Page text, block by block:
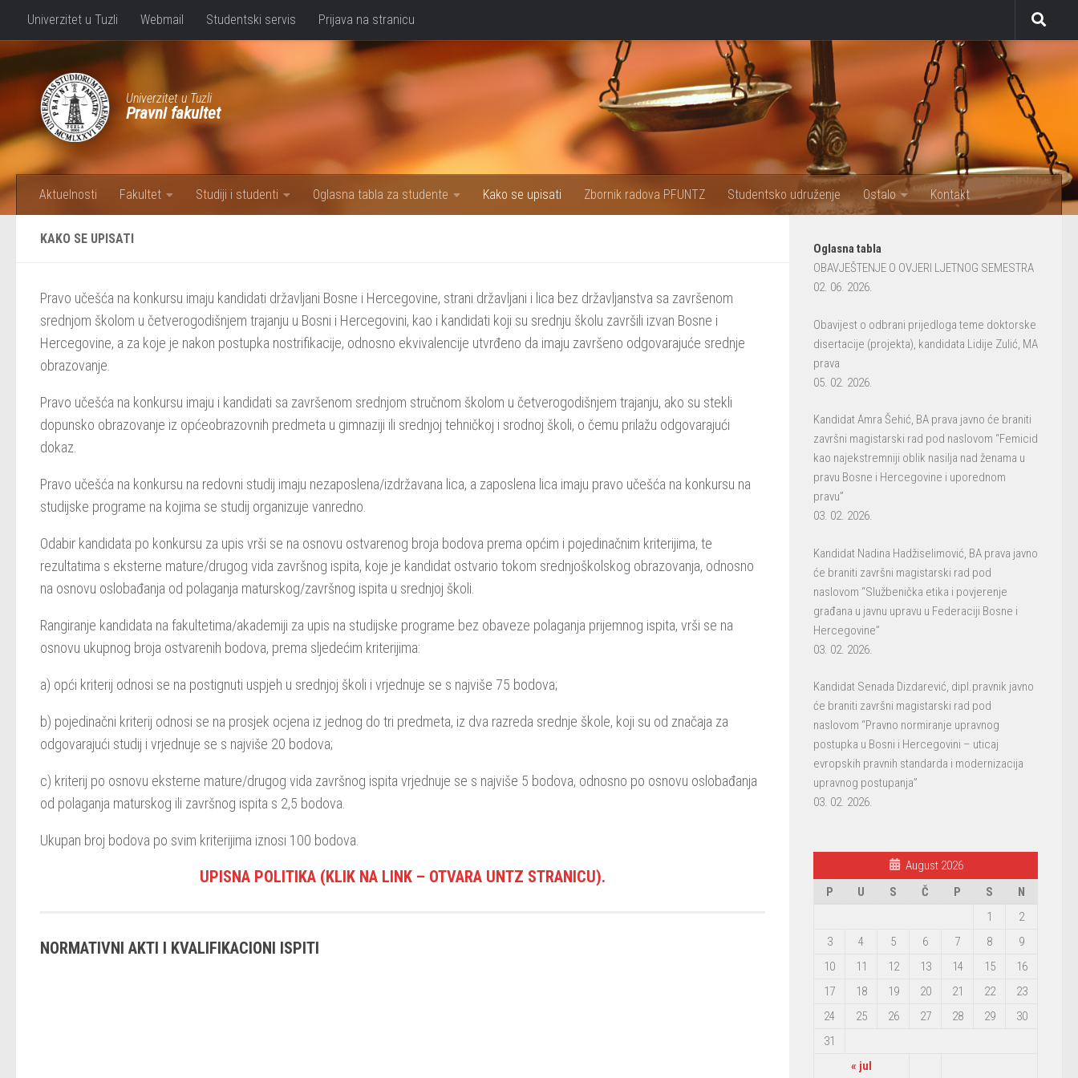
Skip to content
Univerzitet u Tuzli Webmail Studentski servis Prijava na stranicu
Univerzitet u Tuzli
Pravni fakultet
Aktuelnosti Fakultet Studiji i studenti Oglasna tabla za studente Kako se upisati Zbornik radova PFUNTZ Studentsko udruženje Ostalo Kontakt
KAKO SE UPISATI
Pravo učešća na konkursu imaju kandidati državljani Bosne i Hercegovine, strani državljani i lica bez državljanstva sa završenom
srednjom školom u četverogodišnjem trajanju u Bosni i Hercegovini, kao i kandidati koji su srednju školu završili izvan Bosne i
Hercegovine, a za koje je nakon postupka nostrifikacije, odnosno ekvivalencije utvrđeno da imaju završeno odgovarajuće srednje
obrazovanje.
Pravo učešća na konkursu imaju i kandidati sa završenom srednjom stručnom školom u četverogodišnjem trajanju, ako su stekli
dopunsko obrazovanje iz općeobrazovnih predmeta u gimnaziji ili srednjoj tehničkoj i srodnoj školi, o čemu prilažu odgovarajući
dokaz.
Pravo učešća na konkursu na redovni studij imaju nezaposlena/izdržavana lica, a zaposlena lica imaju pravo učešća na konkursu na
studijske programe na kojima se studij organizuje vanredno.
Odabir kandidata po konkursu za upis vrši se na osnovu ostvarenog broja bodova prema općim i pojedinačnim kriterijima, te
rezultatima s eksterne mature/drugog vida završnog ispita, koje je kandidat ostvario tokom srednjoškolskog obrazovanja, odnosno
na osnovu oslobađanja od polaganja maturskog/završnog ispita u srednjoj školi.
Rangiranje kandidata na fakultetima/akademiji za upis na studijske programe bez obaveze polaganja prijemnog ispita, vrši se na
osnovu ukupnog broja ostvarenih bodova, prema sljedećim kriterijima:
a) opći kriterij odnosi se na postignuti uspjeh u srednjoj školi i vrjednuje se s najviše 75 bodova;
b) pojedinačni kriterij odnosi se na prosjek ocjena iz jednog do tri predmeta, iz dva razreda srednje škole, koji su od značaja za
odgovarajući studij i vrjednuje se s najviše 20 bodova;
c) kriterij po osnovu eksterne mature/drugog vida završnog ispita vrjednuje se s najviše 5 bodova, odnosno po osnovu oslobađanja
od polaganja maturskog ili završnog ispita s 2,5 bodova.
Ukupan broj bodova po svim kriterijima iznosi 100 bodova.
UPISNA POLITIKA (KLIK NA LINK – OTVARA UNTZ STRANICU).
NORMATIVNI AKTI I KVALIFIKACIONI ISPITI
Oglasna tabla
OBAVJEŠTENJE O OVJERI LJETNOG SEMESTRA
02. 06. 2026.
Obavijest o odbrani prijedloga teme doktorske
disertacije (projekta), kandidata Lidije Zulić, MA
prava
05. 02. 2026.
Kandidat Amra Šehić, BA prava javno će braniti
završni magistarski rad pod naslovom “Femicid
kao najekstremniji oblik nasilja nad ženama u
pravu Bosne i Hercegovine i uporednom
pravu”
03. 02. 2026.
Kandidat Nadina Hadžiselimović, BA prava javno
će braniti završni magistarski rad pod
naslovom “Službenička etika i povjerenje
građana u javnu upravu u Federaciji Bosne i
Hercegovine”
03. 02. 2026.
Kandidat Senada Dizdarević, dipl.pravnik javno
će braniti završni magistarski rad pod
naslovom “Pravno normiranje upravnog
postupka u Bosni i Hercegovini – uticaj
evropskih pravnih standarda i modernizacija
upravnog postupanja”
03. 02. 2026.
August 2026
P
U S Č P S N
« jul
1
2
3
4 5 6 7 8
9
10
11 12 13 14 15
16
17
18 19 20 21 22
23
24
25 26 27 28 29
30
31